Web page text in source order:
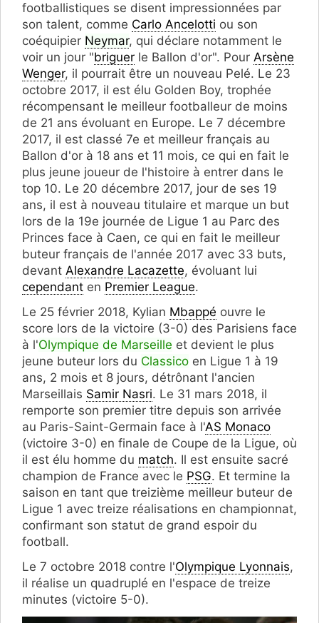
footballistiques se disent impressionnées par
son talent, comme Carlo Ancelotti ou son
coéquipier Neymar, qui déclare notamment le
voir un jour "briguer le Ballon d'or". Pour Arsène
Wenger, il pourrait être un nouveau Pelé. Le 23
octobre 2017, il est élu Golden Boy, trophée
récompensant le meilleur footballeur de moins
de 21 ans évoluant en Europe. Le 7 décembre
2017, il est classé 7e et meilleur français au
Ballon d'or à 18 ans et 11 mois, ce qui en fait le
plus jeune joueur de l'histoire à entrer dans le
top 10. Le 20 décembre 2017, jour de ses 19
ans, il est à nouveau titulaire et marque un but
lors de la 19e journée de Ligue 1 au Parc des
Princes face à Caen, ce qui en fait le meilleur
buteur français de l'année 2017 avec 33 buts,
devant Alexandre Lacazette, évoluant lui
cependant en Premier League.
Le 25 février 2018, Kylian Mbappé ouvre le
score lors de la victoire (3-0) des Parisiens face
à l'Olympique de Marseille et devient le plus
jeune buteur lors du Classico en Ligue 1 à 19
ans, 2 mois et 8 jours, détrônant l'ancien
Marseillais Samir Nasri. Le 31 mars 2018, il
remporte son premier titre depuis son arrivée
au Paris-Saint-Germain face à l'AS Monaco
(victoire 3-0) en finale de Coupe de la Ligue, où
il est élu homme du match. Il est ensuite sacré
champion de France avec le PSG. Et termine la
saison en tant que treizième meilleur buteur de
Ligue 1 avec treize réalisations en championnat,
confirmant son statut de grand espoir du
football.
Le 7 octobre 2018 contre l'Olympique Lyonnais,
il réalise un quadruplé en l'espace de treize
minutes (victoire 5-0).